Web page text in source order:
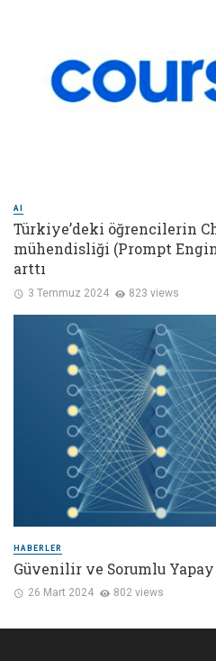
AI
Türkiye’deki öğrencilerin
mühendisliği (Prompt
arttı
3 Temmuz 2024 823 views
HABERLER
Güvenilir ve Sorumlu Yapay
26 Mart 2024 802 views